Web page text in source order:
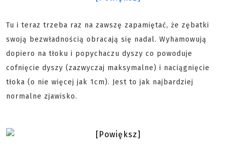
Tu i teraz trzeba raz na zawszę zapamiętać, że zębatki
swoją bezwładnością obracają się nadal. Wyhamowują
dopiero na tłoku i popychaczu dyszy co powoduje
cofnięcie dyszy (zazwyczaj maksymalne) i naciągnięcie
tłoka (o nie więcej jak 1cm). Jest to jak najbardziej
normalne zjawisko.